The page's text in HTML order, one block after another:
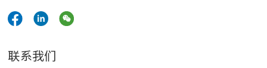
联系我们